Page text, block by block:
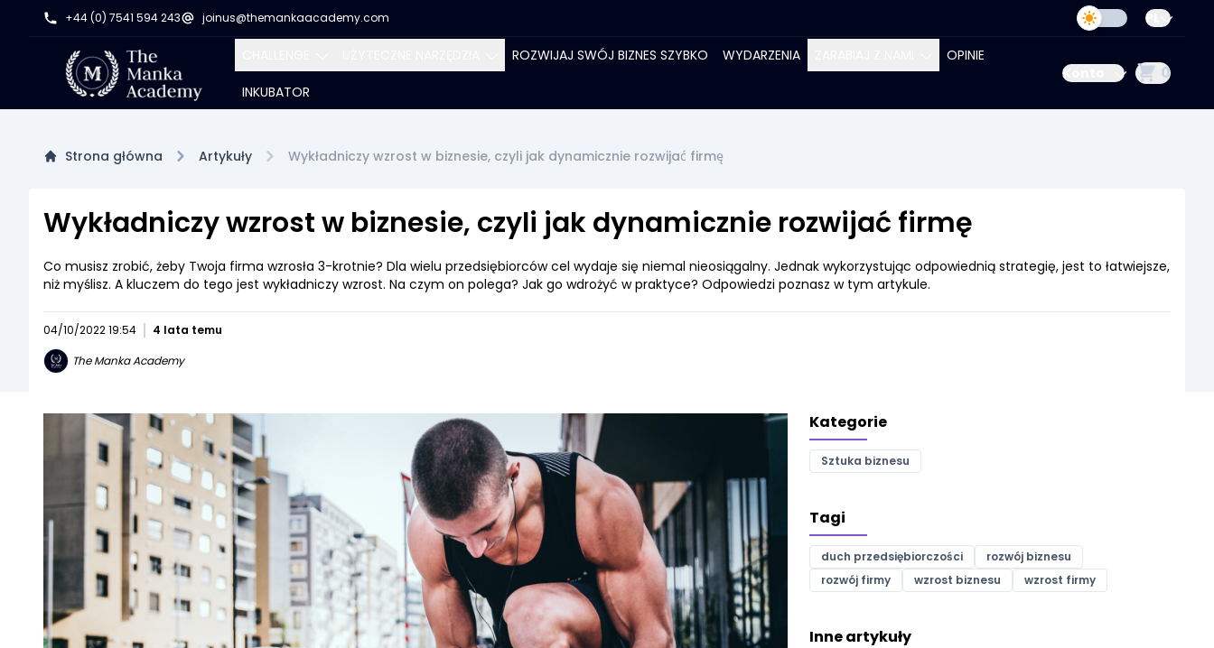
+44 (0) 7541 594 243 joinus@themankaacademy.com PL
TWOJA NIERUCHOMOŚĆ
BIZNESU
RAZ NA ZAWSZE
ARTYKUŁY
ROZWIJAJ SWÓJ BIZNES SZYBKO WYDARZENIA OPINIE
INKUBATOR
Konto 0
Strona główna Artykuły Wykładniczy wzrost w biznesie, czyli jak dynamicznie rozwijać firmę
Wykładniczy wzrost w biznesie, czyli jak dynamicznie rozwijać firmę
Co musisz zrobić, żeby Twoja firma wzrosła 3-krotnie? Dla wielu przedsiębiorców cel wydaje się niemal nieosiągalny. Jednak wykorzystując odpowiednią strategię, jest to łatwiejsze,
niż myślisz. A kluczem do tego jest wykładniczy wzrost. Na czym on polega? Jak go wdrożyć w praktyce? Odpowiedzi poznasz w tym artykule.
04/10/2022 19:54
4 lata temu
The Manka Academy
Kategorie
Sztuka biznesu
Tagi
duch przedsiębiorczości
rozwój biznesu
rozwój firmy
wzrost biznesu wzrost firmy
Inne artykuły